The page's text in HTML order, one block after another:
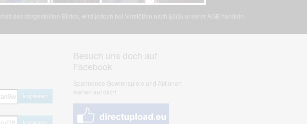
des dargestellten Bildes, wird jedoch bei Verstößen nach §2(3) unserer AGB handeln.
kopieren
Besuch uns doch auf
Facebook
Spannende Gewinnspiele und Aktionen
warten auf dich!